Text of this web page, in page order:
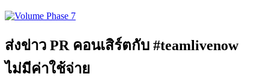
ส่งข่าว PR คอนเสิร์ตกับ #teamlivenow
ไม่มีค่าใช้จ่าย